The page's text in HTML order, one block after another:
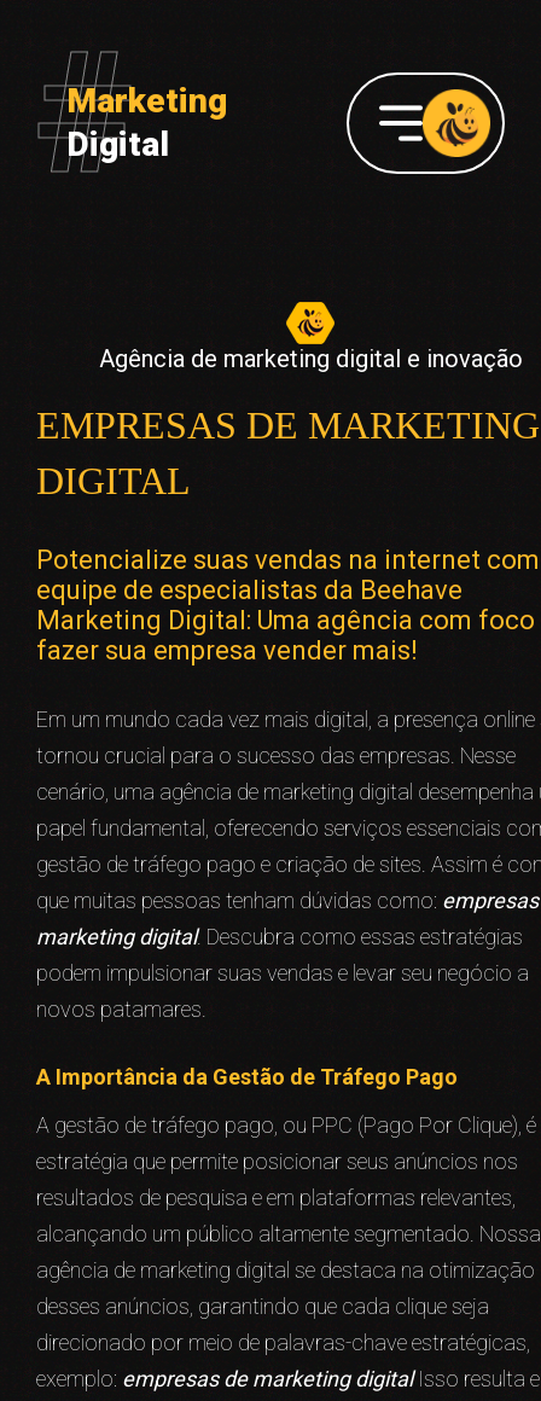
Marketing
Digital
Agência de marketing digital e inovação
EMPRESAS DE MARKETING
DIGITAL
Potencialize suas vendas na internet
equipe de especialistas da Beehave
Marketing Digital: Uma agência com foco
fazer sua empresa vender mais!
Em um mundo cada vez mais digital, a presença online
tornou crucial para o sucesso das empresas. Nesse
cenário, uma agência de marketing digital desempenha
papel fundamental, oferecendo serviços essenciais
gestão de tráfego pago e criação de sites. Assim é
que muitas pessoas tenham dúvidas como:
marketing digital. Descubra como essas estratégias
podem impulsionar suas vendas e levar seu negócio a
novos patamares.
A Importância da Gestão de Tráfego Pago
A gestão de tráfego pago, ou PPC (Pago Por Clique),
estratégia que permite posicionar seus anúncios nos
resultados de pesquisa e em plataformas relevantes,
alcançando um público altamente segmentado. Nossa
agência de marketing digital se destaca na otimização
desses anúncios, garantindo que cada clique seja
direcionado por meio de palavras-chave estratégicas,
exemplo: empresas de marketing digitalIsso resulta